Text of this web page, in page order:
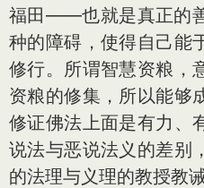
福田——也就是真正的
种的障碍，使得自己能
修行。所谓智慧资粮，
资粮的修集，所以能够
修证佛法上面是有力、
说法与恶说法义的差别
的法理与义理的教授教诫